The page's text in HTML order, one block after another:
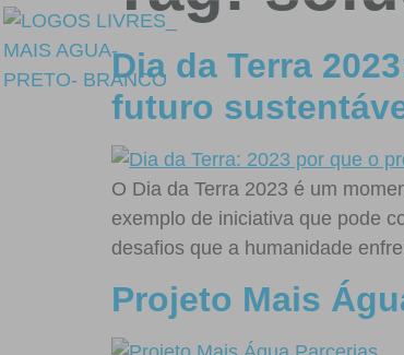
Dia da Terra
futuro
O Dia da Terra 2023 é um
exemplo de iniciativa que pode
desafios que a humanidade
Projeto Mais